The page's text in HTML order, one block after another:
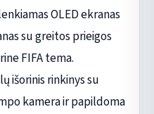
OLED ekranas
su greitos prieigos
FIFA tema.
išorinis rinkinys su
kamera ir papildoma